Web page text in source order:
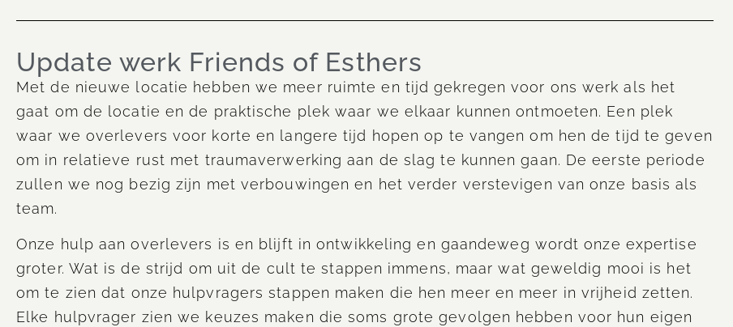
Update werk Friends of Esthers
Met de nieuwe locatie hebben we meer ruimte en tijd gekregen voor ons werk als het
gaat om de locatie en de praktische plek waar we elkaar kunnen ontmoeten. Een plek
waar we overlevers voor korte en langere tijd hopen op te vangen om hen de tijd te geven
om in relatieve rust met traumaverwerking aan de slag te kunnen gaan. De eerste periode
zullen we nog bezig zijn met verbouwingen en het verder verstevigen van onze basis als
team.
Onze hulp aan overlevers is en blijft in ontwikkeling en gaandeweg wordt onze expertise
groter. Wat is de strijd om uit de cult te stappen immens, maar wat geweldig mooi is het
om te zien dat onze hulpvragers stappen maken die hen meer en meer in vrijheid zetten.
Elke hulpvrager zien we keuzes maken die soms grote gevolgen hebben voor hun eigen